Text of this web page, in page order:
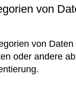
von
von Daten
oder andere